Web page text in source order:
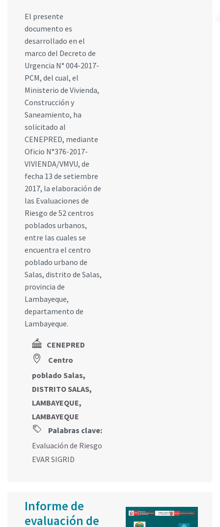
El presente
documento es
desarrollado en el
marco del Decreto de
Urgencia N° 004-2017-
PCM, del cual, el
Ministerio de Vivienda,
Construcción y
Saneamiento, ha
solicitado al
CENEPRED, mediante
Oficio N°376-2017-
VIVIENDA/VMVU, de
fecha 13 de setiembre
2017, la elaboración de
las Evaluaciones de
Riesgo de 52 centros
poblados urbanos,
entre las cuales se
encuentra el centro
poblado urbano de
Salas, distrito de Salas,
provincia de
Lambayeque,
departamento de
Lambayeque.
CENEPRED
Centro
poblado Salas,
DISTRITO SALAS,
LAMBAYEQUE,
LAMBAYEQUE
Palabras clave:
Evaluación de Riesgo
EVAR SIGRID
Informe de
evaluación de